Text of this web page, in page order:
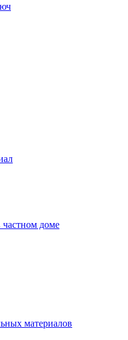
доме
материалов